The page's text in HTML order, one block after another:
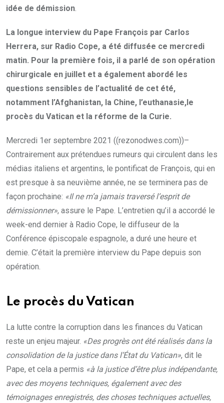
idée de démission.
La longue interview du Pape François par Carlos
Herrera, sur Radio Cope, a été diffusée ce mercredi
matin. Pour la première fois, il a parlé de son opération
chirurgicale en juillet et a également abordé les
questions sensibles de l’actualité de cet été,
notamment l’Afghanistan, la Chine, l’euthanasie,le
procès du Vatican et la réforme de la Curie.
Mercredi 1er septembre 2021 ((rezonodwes.com))–
Contrairement aux prétendues rumeurs qui circulent dans les
médias italiens et argentins, le pontificat de François, qui en
est presque à sa neuvième année, ne se terminera pas de
façon prochaine: «Il ne m’a jamais traversé l’esprit de
démissionner», assure le Pape. L’entretien qu’il a accordé le
week-end dernier à Radio Cope, le diffuseur de la
Conférence épiscopale espagnole, a duré une heure et
demie. C’était la première interview du Pape depuis son
opération.
Le procès du Vatican
La lutte contre la corruption dans les finances du Vatican
reste un enjeu majeur. «Des progrès ont été réalisés dans la
consolidation de la justice dans l’État du Vatican», dit le
Pape, et cela a permis «à la justice d’être plus indépendante,
avec des moyens techniques, également avec des
témoignages enregistrés, des choses techniques actuelles,